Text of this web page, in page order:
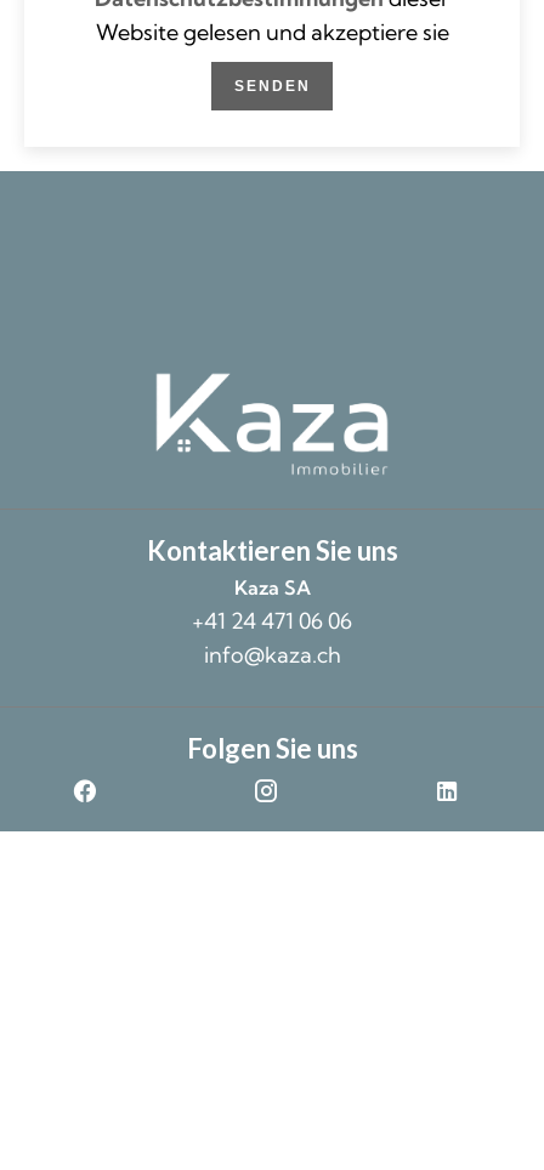
Website gelesen und akzeptiere sie
SENDEN
Kontaktieren Sie uns
Kaza SA
+41 24 471 06 06
info@kaza.ch
Folgen Sie uns